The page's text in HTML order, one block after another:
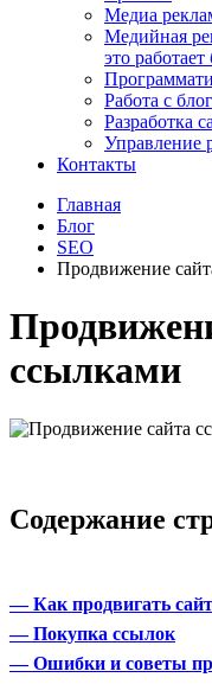
Медиа
Медийная
это
Работа с
Разработка
Управление
Контакты
Главная
Блог
SEO
Продвижение
ссылками
Содержание
— Как продвигать
— Покупка ссылок
— Ошибки и советы